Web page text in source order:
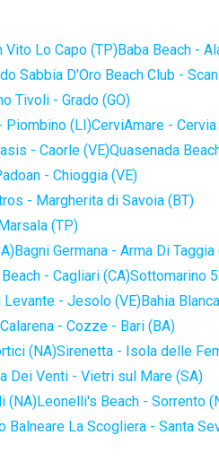
Vito Lo Capo (TP)Baba Beach -
Sabbia D'Oro Beach Club -
Tivoli - Grado (GO)
Piombino (LI)CerviAmare - Cervia
- Caorle (VE)Quasenada
- Chioggia (VE)
- Margherita di Savoia (BT)
(TP)
Bagni Germana - Arma Di
- Cagliari (CA)Sottomarino
Levante - Jesolo (VE)Bahia
- Cozze - Bari (BA)
(NA)Sirenetta - Isola delle
Dei Venti - Vietri sul Mare (SA)
(NA)Leonelli's Beach - Sorrento
Balneare La Scogliera - Santa